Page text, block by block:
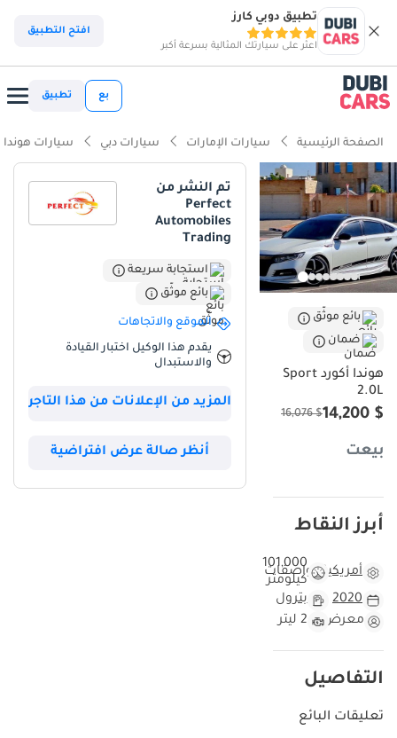
تطبيق دوبي كارز
اعثر على سيارتك المثالية بسرعة أكبر
افتح التطبيق
بع تطبيق
الصفحة الرئيسية سيارات الإمارات سيارات دبي سيارات هوندا
بائع موثّق
ضمان
هوندا أكورد Sport
2.0L
$ 14,200
$ 16,076
بيعت
أبرز النقاط
أمريكيةمواصفات
101,000
كيلومتر
2020
بترول
معرض
2 ليتر
التفاصيل
تعليقات البائع
تم النشر من
Perfect
Automobiles
Trading
استجابة سريعة
بائع موثّق
الموقع والاتجاهات
يقدم هذا الوكيل اختبار القيادة
والاستبدال
المزيد من الإعلانات من هذا التاجر
أنظر صالة عرض افتراضية